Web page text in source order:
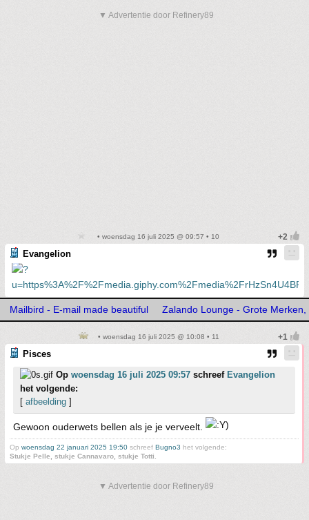
▼ Advertentie door Refinery89
• woensdag 16 juli 2025 @ 09:57 • 10
Evangelion
Mailbird - E-mail made beautiful Zalando Lounge - Grote Merken,
• woensdag 16 juli 2025 @ 10:08 • 11
Pisces
Op woensdag 16 juli 2025 09:57 schreef Evangelion
het volgende:
[ afbeelding ]
Gewoon ouderwets bellen als je je verveelt.
Op woensdag 22 januari 2025 19:50 schreef Bugno3 het volgende:
Stukje Pelle, stukje Cannavaro, stukje Totti.
▼ Advertentie door Refinery89